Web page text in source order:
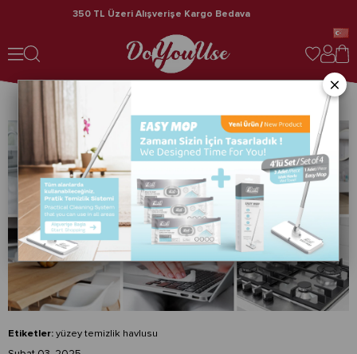
350 TL Üzeri Alışverişe Kargo Bedava
Yüzey Temizlik Havlusu Nerelerde Kullanılır?
Ara
Yüzey Temizlik Havlusu Nerelerde Kullanılır?
Etiketler:yüzey temizlik havlusu
×